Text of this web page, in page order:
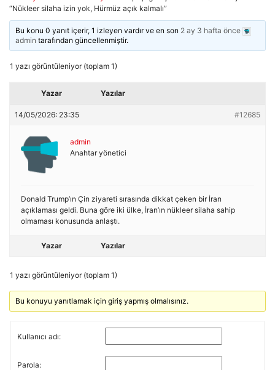
“Nükleer silaha izin yok, Hürmüz açık kalmalı”
Bu konu 0 yanıt içerir, 1 izleyen vardır ve en son 2 ay 3 hafta önce
admin tarafından güncellenmiştir.
1 yazı görüntüleniyor (toplam 1)
Yazar Yazılar
14/05/2026: 23:35 #12685
admin
Anahtar yönetici
Donald Trump’ın Çin ziyareti sırasında dikkat çeken bir İran
açıklaması geldi. Buna göre iki ülke, İran’ın nükleer silaha sahip
olmaması konusunda anlaştı.
Yazar Yazılar
1 yazı görüntüleniyor (toplam 1)
Bu konuyu yanıtlamak için giriş yapmış olmalısınız.
Kullanıcı adı:
Parola: